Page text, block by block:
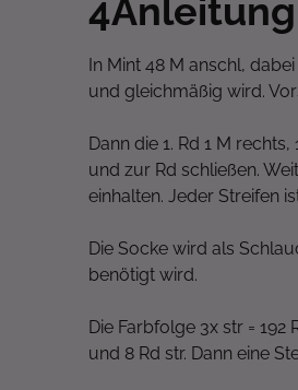
4Anleitung
In Mint 48 M anschl,
und gleichmäßig wird.
Dann die 1. Rd 1 M
und zur Rd schließen.
einhalten. Jeder Streifen
Die Socke wird als
benötigt wird.
Die Farbfolge 3x str =
und 8 Rd str. Dann eine